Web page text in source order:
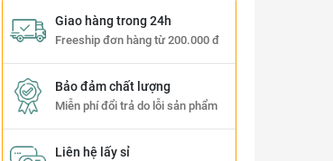
Giao hàng trong 24h
Freeship đơn hàng từ 200.000 đ
Bảo đảm chất lượng
Miễn phí đổi trả do lỗi sản phẩm
Liên hệ lấy sỉ